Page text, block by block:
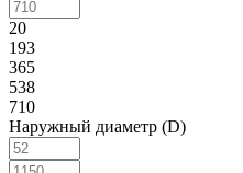
20
193
365
538
710
Наружный диаметр (D)